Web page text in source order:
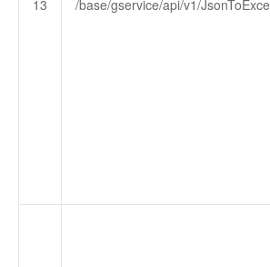
13 /base/gservice/api/v1/JsonToExcel